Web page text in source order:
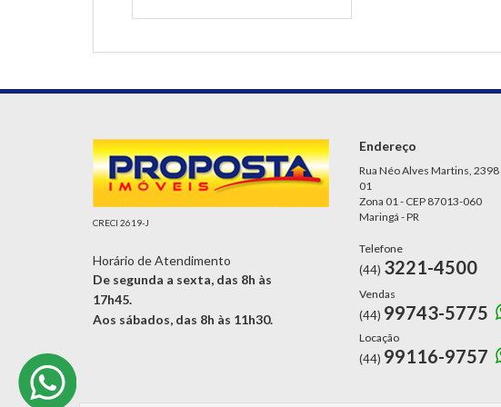
CRECI 2619-J
Horário de Atendimento
De segunda a sexta, das 8h às
17h45.
Aos sábados, das 8h às 11h30.
Endereço
Rua Néo Alves Martins, 2398
01
Zona 01 - CEP 87013-060
Maringá - PR
Telefone
(44) 3221-4500
Vendas
(44) 99743-5775
Locação
(44) 99116-9757